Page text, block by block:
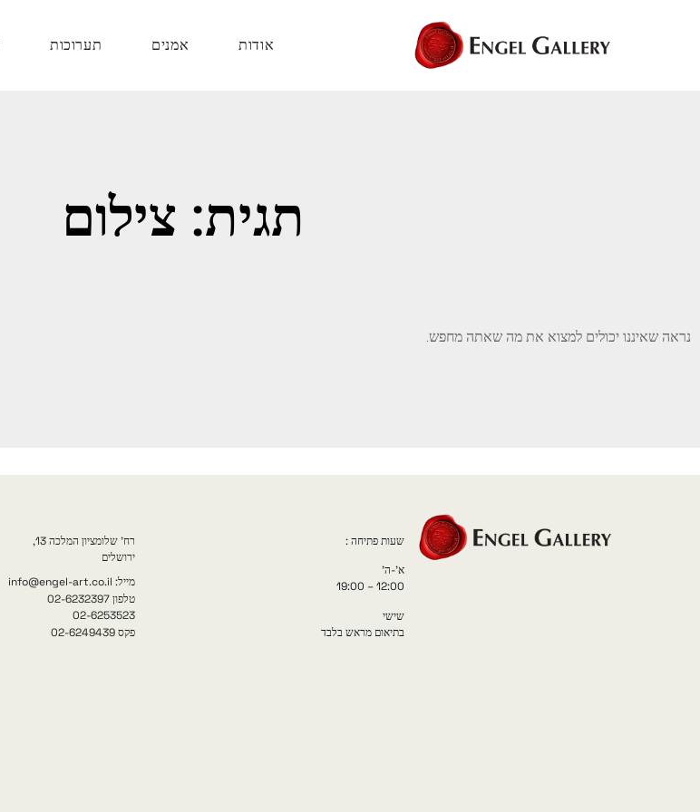
אודות אמנים תערוכות
תגית: צילום
נראה שאיננו יכולים למצוא את מה שאתה מחפש.
שעות פתיחה :
א'-ה'
12:00 – 19:00
שישי
בתיאום מראש בלבד
רח' שלומציון המלכה 13,
ירושלים
מייל: info@engel-art.co.il
טלפון 02-6232397
02-6253523
פקס 02-6249439